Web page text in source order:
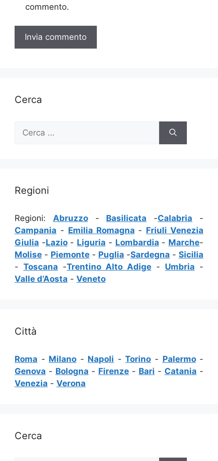
commento.
Cerca
per:
Regioni
Regioni: Abruzzo- Basilicata -Calabria -
Campania - Emilia Romagna - Friuli Venezia
Giulia -Lazio- Liguria - Lombardia - Marche-
Molise - Piemonte - Puglia -Sardegna - Sicilia
- Toscana -Trentino Alto Adige - Umbria -
Valle d’Aosta - Veneto
Città
Roma - Milano - Napoli -Torino - Palermo-
Genova - Bologna - Firenze - Bari - Catania -
Venezia - Verona
Cerca